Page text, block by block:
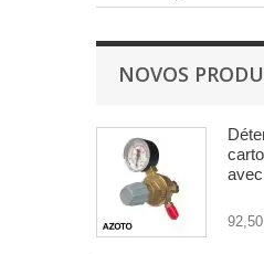
NOVOS